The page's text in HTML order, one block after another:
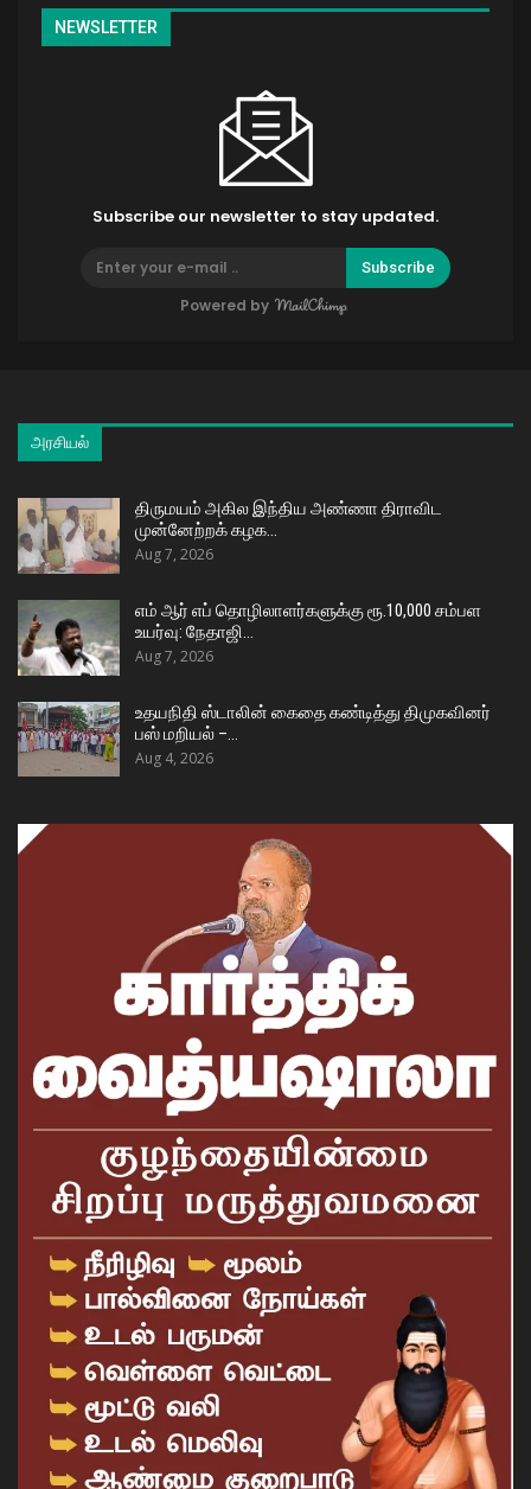
NEWSLETTER
Subscribe our newsletter to stay updated.
Subscribe
Powered by
அரசியல்
திருமயம் அகில இந்திய அண்ணா திராவிட
முன்னேற்றக் கழக…
Aug 7, 2026
எம் ஆர் எப் தொழிலாளர்களுக்கு ரூ.10,000 சம்பள
உயர்வு: நேதாஜி…
Aug 7, 2026
உதயநிதி ஸ்டாலின் கைதை கண்டித்து திமுகவினர்
பஸ் மறியல் –…
Aug 4, 2026